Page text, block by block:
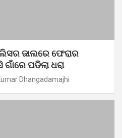
ଜାଲରେ ଫେରାର
ପଡିଲା ଧରା
Dhangadamajhi